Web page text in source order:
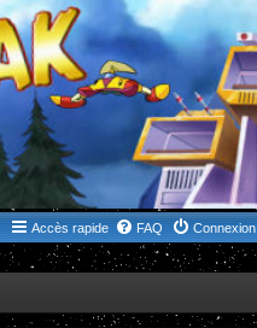
Accès rapide FAQ Connexion